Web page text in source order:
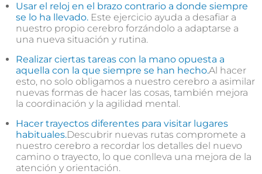
Usar el reloj en el brazo contrario a donde siempre
se lo ha llevado. Este ejercicio ayuda a desafiar a
nuestro propio cerebro forzándolo a adaptarse a
una nueva situación y rutina.
Realizar ciertas tareas con la mano opuesta a
aquella con la que siempre se han hecho.Al hacer
esto, no solo obligamos a nuestro cerebro a asimilar
nuevas formas de hacer las cosas, también mejora
la coordinación y la agilidad mental.
Hacer trayectos diferentes para visitar lugares
habituales.Descubrir nuevas rutas compromete a
nuestro cerebro a recordar los detalles del nuevo
camino o trayecto, lo que conlleva una mejora de la
atención y orientación.